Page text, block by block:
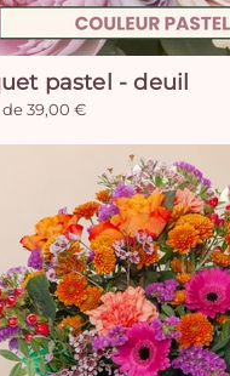
pastel - deuil
39,00 €